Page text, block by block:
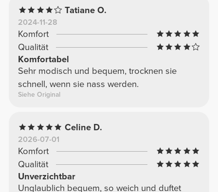
Tatiane O.
2024-11-28
Komfort
Qualität
Komfortabel
Sehr modisch und bequem, trocknen sie
schnell, wenn sie nass werden.
Siehe Original
Celine D.
2026-07-01
Komfort
Qualität
Unverzichtbar
Unglaublich bequem, so weich und duftet